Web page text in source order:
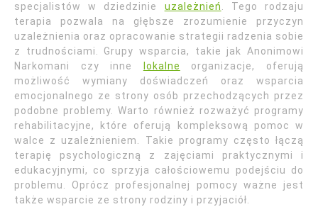
specjalistów w dziedzinie uzależnień
. Tego rodzaju
terapia pozwala na głębsze zrozumienie przyczyn
uzależnienia oraz opracowanie strategii radzenia sobie
z trudnościami. Grupy wsparcia, takie jak Anonimowi
Narkomani czy inne
lokalne
organizacje, oferują
możliwość wymiany doświadczeń oraz wsparcia
emocjonalnego ze strony osób przechodzących przez
podobne problemy. Warto również rozważyć programy
rehabilitacyjne, które oferują kompleksową pomoc w
walce z uzależnieniem. Takie programy często łączą
terapię psychologiczną z zajęciami praktycznymi i
edukacyjnymi, co sprzyja całościowemu podejściu do
problemu. Oprócz profesjonalnej pomocy ważne jest
także wsparcie ze strony rodziny i przyjaciół.